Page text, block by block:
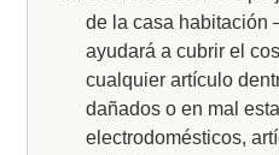
de la casa habitación
ayudará a cubrir el
cualquier artículo
dañados o en mal
electrodomésticos,